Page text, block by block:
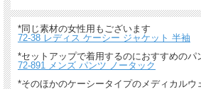
*同じ素材の女性用もございます
72-38 レディス ケーシー ジャケット 半袖
*セットアップで着用するのにおすすめのパ
72-891 メンズ パンツ ノータック
*そのほかのケーシータイプのメディカルウ